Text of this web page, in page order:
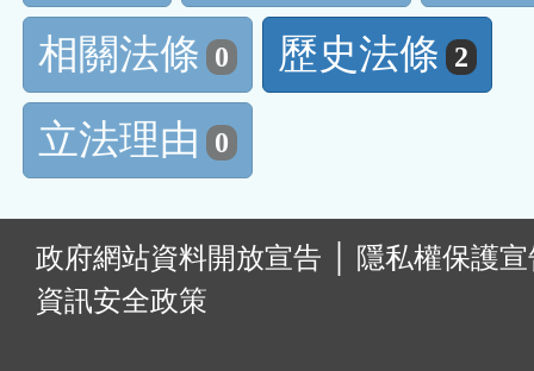
相關法條 0 歷史法條 2
立法理由 0
政府網站資料開放宣告
隱私權保護
資訊安全政策